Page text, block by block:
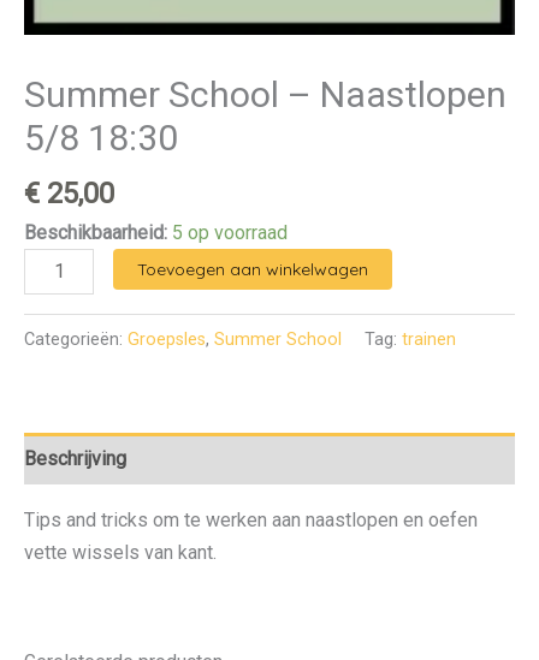
Summer School – Naastlopen
5/8 18:30
€ 25,00
Beschikbaarheid: 5 op voorraad
Toevoegen aan winkelwagen
Categorieën: Groepsles, Summer School Tag: trainen
Beschrijving
Tips and tricks om te werken aan naastlopen en oefen
vette wissels van kant.